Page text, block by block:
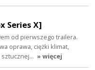
Series X]
od pierwszego trailera.
oprawa, ciężki klimat,
sztucznej… » więcej